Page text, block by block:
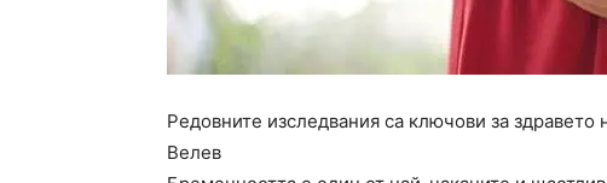
Редовните изследвания са ключови за
Велев